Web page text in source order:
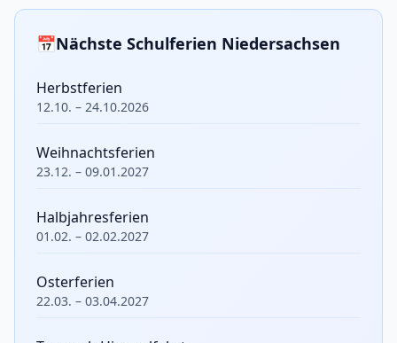
📅Nächste Schulferien Niedersachsen
Herbstferien
12.10. – 24.10.2026
Weihnachtsferien
23.12. – 09.01.2027
Halbjahresferien
01.02. – 02.02.2027
Osterferien
22.03. – 03.04.2027